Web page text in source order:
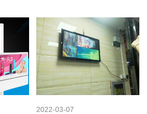
2022-03-07